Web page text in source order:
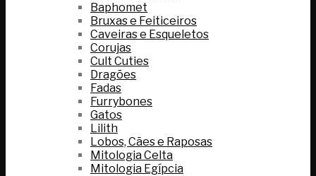
Baphomet
Bruxas e Feiticeiros
Caveiras e Esqueletos
Corujas
Cult Cuties
Dragões
Fadas
Furrybones
Gatos
Lilith
Lobos, Cães e Raposas
Mitologia Celta
Mitologia Egípcia